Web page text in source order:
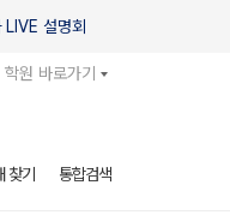
설명회
학원 바로가기
찾기 통합검색